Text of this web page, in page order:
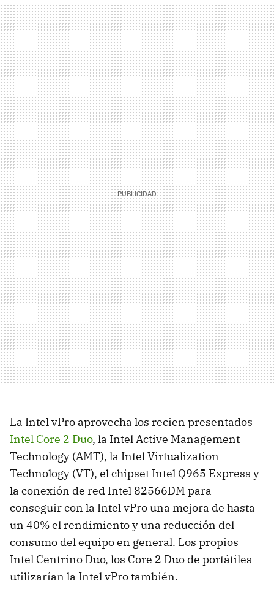
La Intel vPro aprovecha los recien presentados
Intel Core 2 Duo, la Intel Active Management
Technology (AMT), la Intel Virtualization
Technology (VT), el chipset Intel Q965 Express y
la conexión de red Intel 82566DM para
conseguir con la Intel vPro una mejora de hasta
un 40% el rendimiento y una reducción del
consumo del equipo en general. Los propios
Intel Centrino Duo, los Core 2 Duo de portátiles
utilizarían la Intel vPro también.